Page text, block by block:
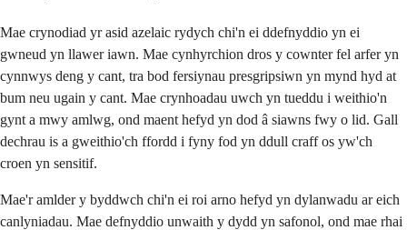
Mae crynodiad yr asid azelaic rydych chi'n ei ddefnyddio yn ei
gwneud yn llawer iawn. Mae cynhyrchion dros y cownter fel arfer yn
cynnwys deng y cant, tra bod fersiynau presgripsiwn yn mynd hyd at
bum neu ugain y cant. Mae crynhoadau uwch yn tueddu i weithio'n
gynt a mwy amlwg, ond maent hefyd yn dod â siawns fwy o lid. Gall
dechrau is a gweithio'ch ffordd i fyny fod yn ddull craff os yw'ch
croen yn sensitif.
Mae'r amlder y byddwch chi'n ei roi arno hefyd yn dylanwadu ar eich
canlyniadau. Mae defnyddio unwaith y dydd yn safonol, ond mae rhai